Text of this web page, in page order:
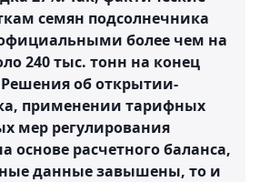
семян подсолнечника
более чем на
240 тыс. тонн на конец
Решения об открытии-
применении тарифных
мер регулирования
основе расчетного баланса,
данные завышены, то и